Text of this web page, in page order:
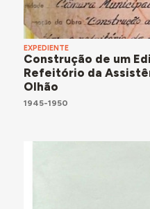
EXPEDIENTE
Construção de um
Refeitório da
Olhão
1945-1950